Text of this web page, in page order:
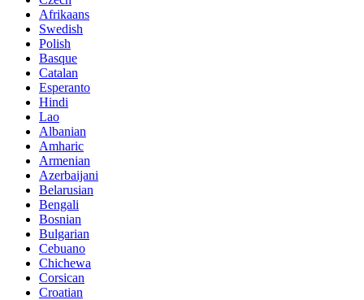
Afrikaans
Swedish
Polish
Basque
Catalan
Esperanto
Hindi
Lao
Albanian
Amharic
Armenian
Azerbaijani
Belarusian
Bengali
Bosnian
Bulgarian
Cebuano
Chichewa
Corsican
Croatian